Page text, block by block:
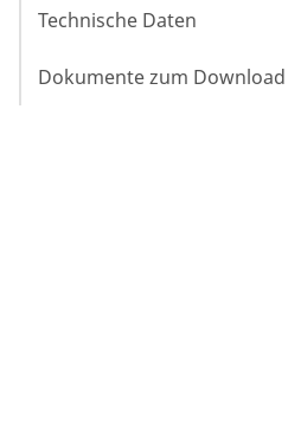
Technische Daten
Dokumente zum Download